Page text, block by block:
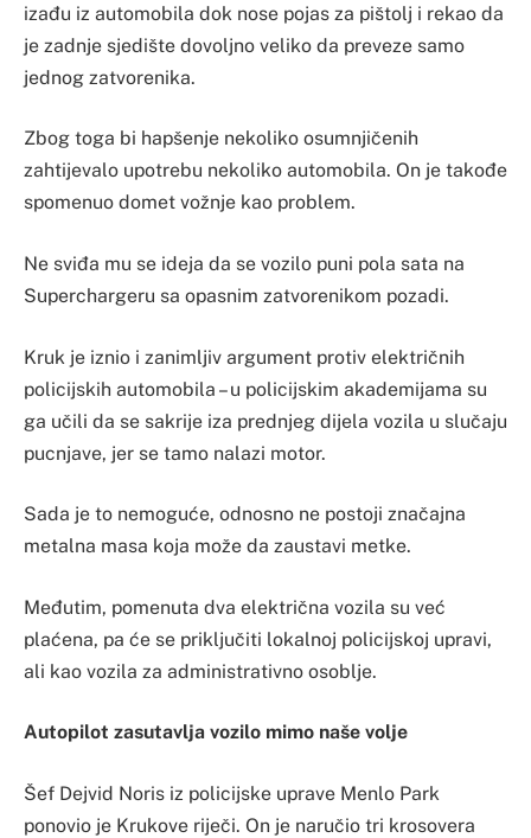
izađu iz automobila dok nose pojas za pištolj i rekao da
je zadnje sjedište dovoljno veliko da preveze samo
jednog zatvorenika.
Zbog toga bi hapšenje nekoliko osumnjičenih
zahtijevalo upotrebu nekoliko automobila. On je takođe
spomenuo domet vožnje kao problem.
Ne sviđa mu se ideja da se vozilo puni pola sata na
Superchargeru sa opasnim zatvorenikom pozadi.
Kruk je iznio i zanimljiv argument protiv električnih
policijskih automobila – u policijskim akademijama su
ga učili da se sakrije iza prednjeg dijela vozila u slučaju
pucnjave, jer se tamo nalazi motor.
Sada je to nemoguće, odnosno ne postoji značajna
metalna masa koja može da zaustavi metke.
Međutim, pomenuta dva električna vozila su već
plaćena, pa će se priključiti lokalnoj policijskoj upravi,
ali kao vozila za administrativno osoblje.
Autopilot zasutavlja vozilo mimo naše volje
Šef Dejvid Noris iz policijske uprave Menlo Park
ponovio je Krukove riječi. On je naručio tri krosovera